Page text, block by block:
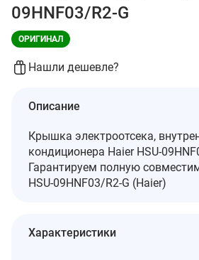
09HNF03/R2-G
ОРИГИНАЛ
Нашли дешевле?
Описание
Крышка электроотсека,
кондиционера Haier HSU-
Гарантируем полную
HSU-09HNF03/R2-G (Haier)
Характеристики